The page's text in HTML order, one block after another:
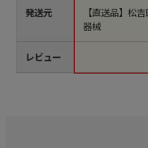
発送元
レビュー
【直送品】松
器械